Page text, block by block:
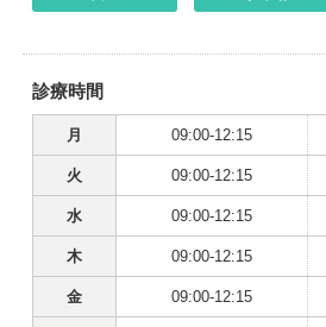
診療時間
月 09:00-12:15
火 09:00-12:15
水 09:00-12:15
木 09:00-12:15
金 09:00-12:15